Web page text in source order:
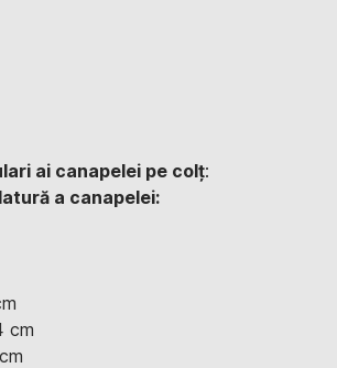
ai canapelei pe colț:
a canapelei:
cm